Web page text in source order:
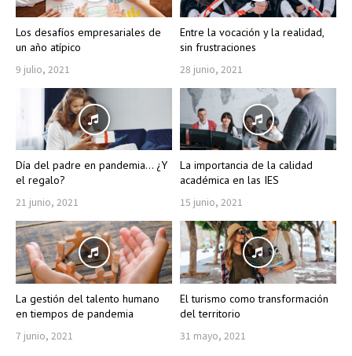
Los desafíos empresariales de
un año atípico
9 julio, 2021
Entre la vocación y la realidad,
sin frustraciones
28 junio, 2021
Día del padre en pandemia… ¿Y
el regalo?
21 junio, 2021
La importancia de la calidad
académica en las IES
15 junio, 2021
La gestión del talento humano
en tiempos de pandemia
7 junio, 2021
El turismo como transformación
del territorio
31 mayo, 2021